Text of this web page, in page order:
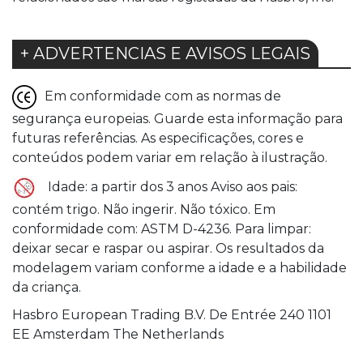
+ ADVERTENCIAS E AVISOS LEGAIS
Em conformidade com as normas de
segurança europeias. Guarde esta informação para
futuras referências. As especificações, cores e
conteúdos podem variar em relação à ilustração.
Idade: a partir dos 3 anos Aviso aos pais:
contém trigo. Não ingerir. Não tóxico. Em
conformidade com: ASTM D-4236. Para limpar:
deixar secar e raspar ou aspirar. Os resultados da
modelagem variam conforme a idade e a habilidade
da criança.
Hasbro European Trading B.V. De Entrée 240 1101
EE Amsterdam The Netherlands